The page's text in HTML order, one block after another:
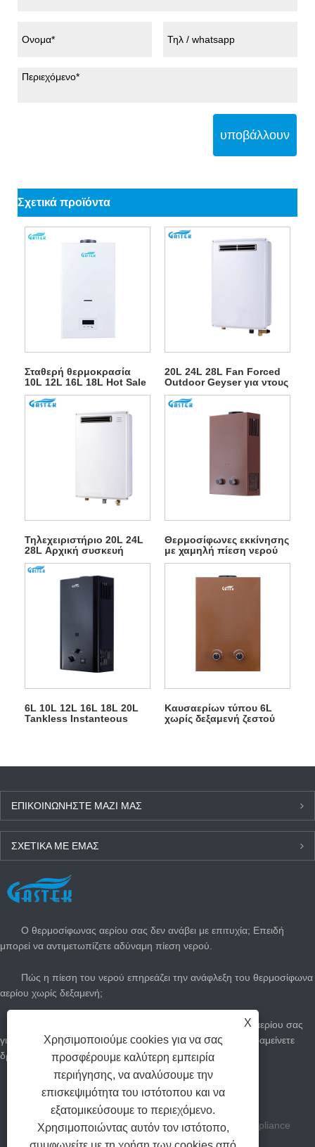
υποβάλλουν
Σχετικά προϊόντα
Σταθερή θερμοκρασία
10L 12L 16L 18L Hot Sale
Τύπος καυσαερίων
Επιτοίχια τοποθέτηση
Tankless Instant LPG
Θερμοσίφωνας Φυσικού
20L 24L 28L Fan Forced
Outdoor Geyser για ντους
ζεστού νερού
Τηλεχειριστήριο 20L 24L
28L Αρχική συσκευή
Εξωτερική θερμαντήρα
νερού φυσικού αερίου
Θερμοσίφωνες εκκίνησης
με χαμηλή πίεση νερού
Τύπος καυσαερίων LPG
6L 10L 12L 16L 18L 20L
Tankless Instanteous
Καυσαερίων τύπου 6L
χωρίς δεξαμενή ζεστού
ΕΠΙΚΟΙΝΩΝΉΣΤΕ ΜΑΖΊ ΜΑΣ
ΣΧΕΤΙΚΆ ΜΕ ΕΜΆΣ
ΤΕΛΕΥΤΑΊΑ ΝΈΑ
Ο θερμοσίφωνας αερίου σας δεν ανάβει με επιτυχία; Επειδή
μπορεί να αντιμετωπίζετε αδύναμη πίεση νερού.
Πώς η πίεση του νερού επηρεάζει την ανάφλεξη του θερμοσίφωνα
αερίου χωρίς δεξαμενή;
Πώς να προσαρμόσετε τον άμεσο θερμοσίφωνα του αερίου σας
για το καλοκαίρι: Κόψτε τους λογαριασμούς αερίου και παραμείνετε
δροσεροί
Πόσο μεγάλο θερμοσίφωνα αερίου χρειάζεστε;
Πνευματικά δικαιώματα Zhongshan Gastek Home Appliance
X
Χρησιμοποιούμε cookies για να σας
προσφέρουμε καλύτερη εμπειρία
περιήγησης, να αναλύσουμε την
επισκεψιμότητα του ιστότοπου και να
εξατομικεύσουμε το περιεχόμενο.
Χρησιμοποιώντας αυτόν τον ιστότοπο,